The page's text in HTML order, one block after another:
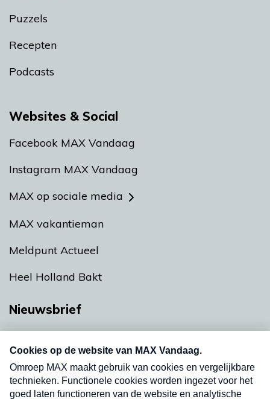
Puzzels
Recepten
Podcasts
Websites & Social
Facebook MAX Vandaag
Instagram MAX Vandaag
MAX op sociale media
MAX vakantieman
Meldpunt Actueel
Heel Holland Bakt
Nieuwsbrief
Neem hier een gratis abonnement op onze
nieuwsbrief. Elke vrijdag- en dinsdagochtend in
uw mailbox.
Verzend